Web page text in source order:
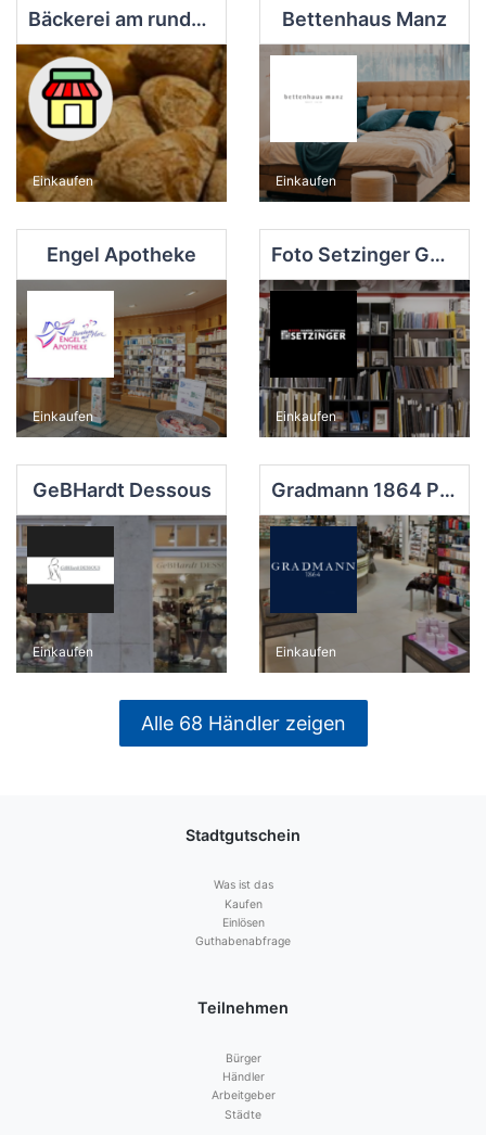
Bäckerei am runden Eck
Einkaufen
Bettenhaus Manz
Einkaufen
Engel Apotheke
Einkaufen
Foto Setzinger GmbH
Einkaufen
GeBHardt Dessous
Einkaufen
Gradmann 1864 Parfümerie GmbH
Einkaufen
Alle 68 Händler zeigen
Stadtgutschein
Was ist das
Kaufen
Einlösen
Guthabenabfrage
Teilnehmen
Bürger
Händler
Arbeitgeber
Städte